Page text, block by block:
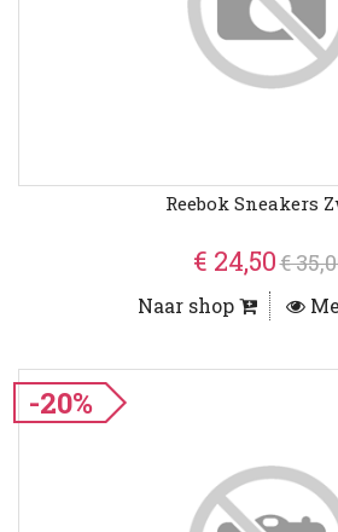
Reebok Sneakers
€ 24,50€
Naar shop
-20%